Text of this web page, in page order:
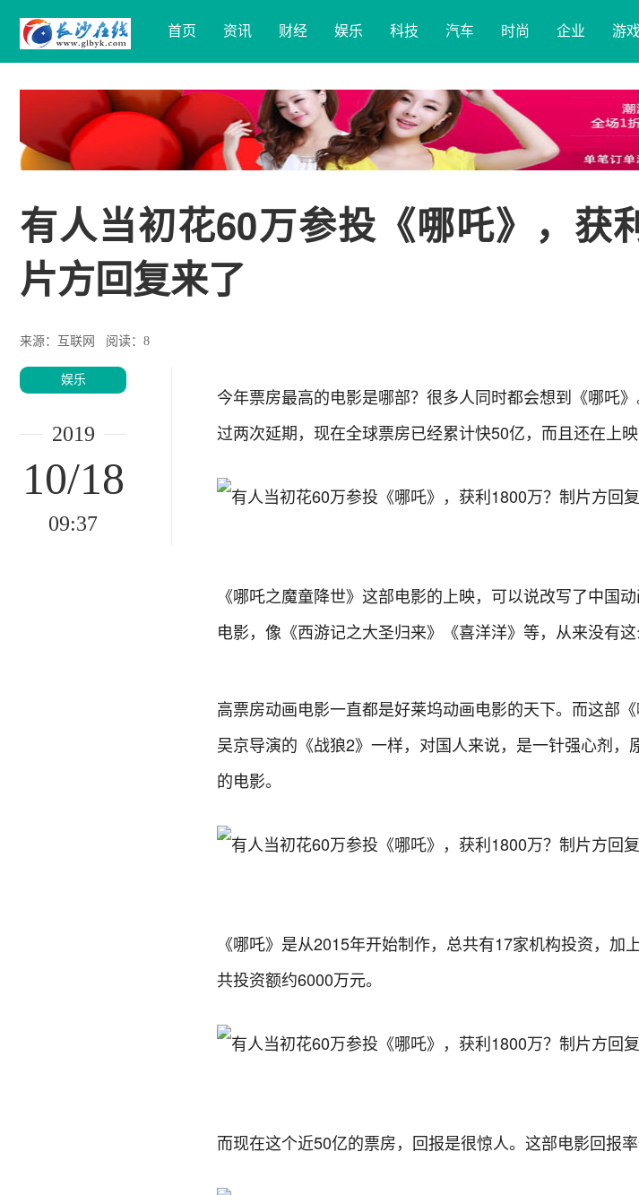
首页 资讯 财经 娱乐 科技 汽车 时尚 企业 游
有人当初花60万参投《哪吒》，获
片方回复来了
来源：互联网 阅读：8
娱乐
2019
10/18
09:37
今年票房最高的电影是哪部？很多人同时都会想到《哪吒
过两次延期，现在全球票房已经累计快50亿，而且还在上映
《哪吒之魔童降世》这部电影的上映，可以说改写了中国
电影，像《西游记之大圣归来》《喜洋洋》等，从来没有这
高票房动画电影一直都是好莱坞动画电影的天下。而这部
吴京导演的《战狼2》一样，对国人来说，是一针强心剂，
的电影。
《哪吒》是从2015年开始制作，总共有17家机构投资，加
共投资额约6000万元。
而现在这个近50亿的票房，回报是很惊人。这部电影回报